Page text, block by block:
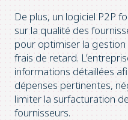
De plus, un logiciel P2P
sur la qualité des
pour optimiser la
frais de retard.
informations détaillées
dépenses pertinentes,
limiter la surfacturation
fournisseurs.